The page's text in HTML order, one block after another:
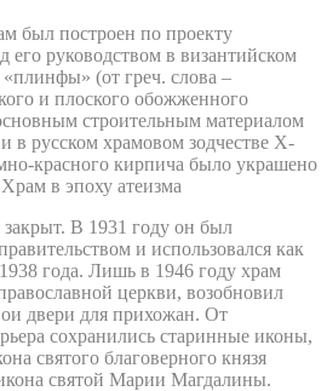
был построен по проекту
его руководством в византийском
(от греч. слова –
и плоского обожженного
строительным материалом
в русском храмовом зодчестве X-
красного кирпича было украшено
в эпоху атеизма
В 1931 году он был
и использовался как
года. Лишь в 1946 году храм
церкви, возобновил
двери для прихожан. От
сохранились старинные иконы,
святого благоверного князя
святой Марии Магдалины.